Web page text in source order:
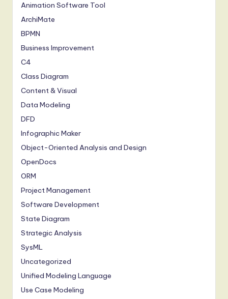
Animation Software Tool
ArchiMate
BPMN
Business Improvement
C4
Class Diagram
Content & Visual
Data Modeling
DFD
Infographic Maker
Object-Oriented Analysis and Design
OpenDocs
ORM
Project Management
Software Development
State Diagram
Strategic Analysis
SysML
Uncategorized
Unified Modeling Language
Use Case Modeling